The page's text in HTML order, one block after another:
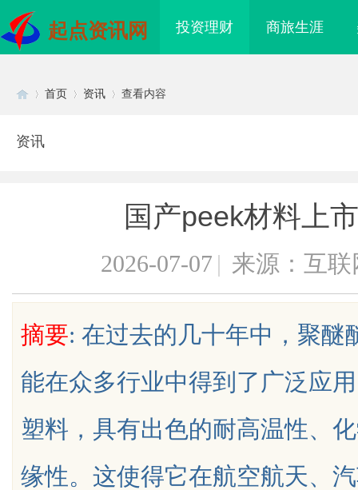
起点资讯网 投资理财 商旅生涯
uz
首页 资讯 查看内容
资讯
国产peek材料上
2026-07-07 | 来源：互联
摘要: 在过去的几十年中，聚醚
能在众多行业中得到了广泛应
塑料，具有出色的耐高温性、
缘性。这使得它在航空航天、
他免费派单？ 发体系全解析